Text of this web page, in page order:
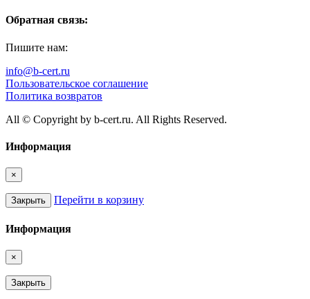
Обратная связь:
Пишите нам:
info@b-cert.ru
Пользовательское соглашение
Политика возвратов
All © Copyright by b-cert.ru. All Rights Reserved.
Информация
×
Закрыть Перейти в корзину
Информация
×
Закрыть